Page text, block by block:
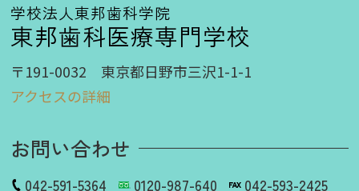
学校法人東邦歯科学院
東邦歯科医療専門学校
〒191-0032 東京都日野市三沢1-1-1
アクセスの詳細
お問い合わせ
042-591-5364 0120-987-640 042-593-2425